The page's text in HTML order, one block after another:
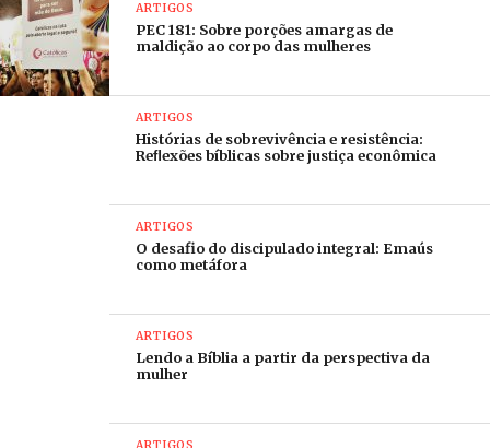
ARTIGOS
PEC 181: Sobre porções amargas de
maldição ao corpo das mulheres
ARTIGOS
Histórias de sobrevivência e resistência:
Reﬂexões bíblicas sobre justiça econômica
ARTIGOS
O desafio do discipulado integral: Emaús
como metáfora
ARTIGOS
Lendo a Bíblia a partir da perspectiva da
mulher